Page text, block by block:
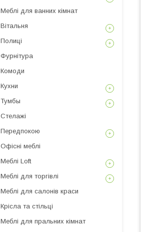
Меблі для ванних кімнат
Вітальня
Полиці
Фурнітура
Комоди
Кухни
Тумбы
Стелажі
Передпокою
Офісні меблі
Меблі Loft
Меблі для торгівлі
Меблі для салонів краси
Крісла та стільці
Меблі для пральних кімнат